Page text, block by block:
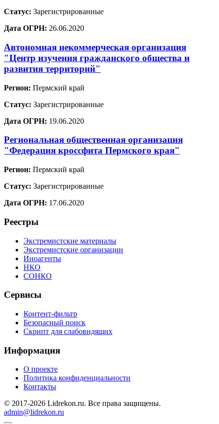
Статус: Зарегистрированные
Дата ОГРН: 26.06.2020
Автономная некоммерческая организация
"Центр изучения гражданского общества и
развития территорий"
Регион: Пермский край
Статус: Зарегистрированные
Дата ОГРН: 19.06.2020
Региональная общественная организация
"Федерация кроссфита Пермского края"
Регион: Пермский край
Статус: Зарегистрированные
Дата ОГРН: 17.06.2020
Реестры
Экстремистские материалы
Экстремистские организации
Иноагенты
НКО
СОНКО
Сервисы
Контент-фильтр
Безопасный поиск
Скрипт для слабовидящих
Информация
О проекте
Политика конфиденциальности
Контакты
© 2017-2026 Lidrekon.ru. Все права защищены.
admin@lidrekon.ru